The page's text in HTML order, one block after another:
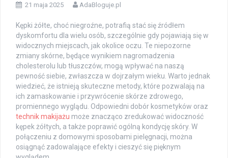
21 maja 2025 AdaBloguje.pl
Kępki żółte, choć niegroźne, potrafią stać się źródłem
dyskomfortu dla wielu osób, szczególnie gdy pojawiają się w
widocznych miejscach, jak okolice oczu. Te niepozorne
zmiany skórne, będące wynikiem nagromadzenia
cholesterolu lub tłuszczów, mogą wpływać na naszą
pewność siebie, zwłaszcza w dojrzałym wieku. Warto jednak
wiedzieć, że istnieją skuteczne metody, które pozwalają na
ich zamaskowanie i przywrócenie skórze zdrowego,
promiennego wyglądu. Odpowiedni dobór kosmetyków oraz
technik makijażu może znacząco zredukować widoczność
kępek żółtych, a także poprawić ogólną kondycję skóry. W
połączeniu z domowymi sposobami pielęgnacji, można
osiągnąć zadowalające efekty i cieszyć się pięknym